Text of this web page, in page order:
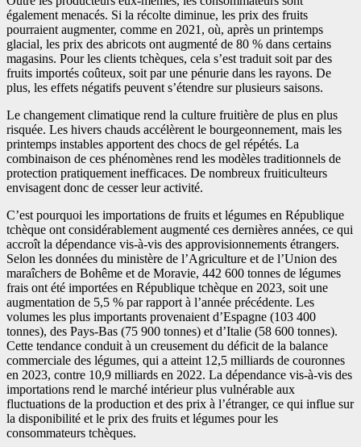
également menacés. Si la récolte diminue, les prix des fruits
pourraient augmenter, comme en 2021, où, après un printemps
glacial, les prix des abricots ont augmenté de 80 % dans certains
magasins. Pour les clients tchèques, cela s’est traduit soit par des
fruits importés coûteux, soit par une pénurie dans les rayons. De
plus, les effets négatifs peuvent s’étendre sur plusieurs saisons.
Le changement climatique rend la culture fruitière de plus en plus
risquée. Les hivers chauds accélèrent le bourgeonnement, mais les
printemps instables apportent des chocs de gel répétés. La
combinaison de ces phénomènes rend les modèles traditionnels de
protection pratiquement inefficaces. De nombreux fruiticulteurs
envisagent donc de cesser leur activité.
C’est pourquoi les importations de fruits et légumes en République
tchèque ont considérablement augmenté ces dernières années, ce qui
accroît la dépendance vis-à-vis des approvisionnements étrangers.
Selon les données du ministère de l’Agriculture et de l’Union des
maraîchers de Bohême et de Moravie, 442 600 tonnes de légumes
frais ont été importées en République tchèque en 2023, soit une
augmentation de 5,5 % par rapport à l’année précédente. Les
volumes les plus importants provenaient d’Espagne (103 400
tonnes), des Pays-Bas (75 900 tonnes) et d’Italie (58 600 tonnes).
Cette tendance conduit à un creusement du déficit de la balance
commerciale des légumes, qui a atteint 12,5 milliards de couronnes
en 2023, contre 10,9 milliards en 2022. La dépendance vis-à-vis des
importations rend le marché intérieur plus vulnérable aux
fluctuations de la production et des prix à l’étranger, ce qui influe sur
la disponibilité et le prix des fruits et légumes pour les
consommateurs tchèques.